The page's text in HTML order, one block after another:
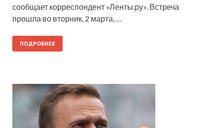
сообщает корреспондент «Ленты.ру». Встреча
прошла во вторник, 2 марта, …
ПОДРОБНЕЕ